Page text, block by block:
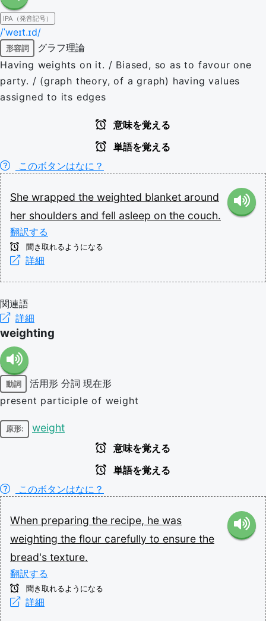
IPA（発音記号）
/ˈweɪt.ɪd/
形容詞
グラフ理論
Having weights on it. / Biased, so as to favour one
party. / (graph theory, of a graph) having values
assigned to its edges
意味を覚える
単語を覚える
このボタンはなに？
She wrapped the weighted blanket around
her shoulders and fell asleep on the couch.
翻訳する
聞き取れるようになる
詳細
関連語
詳細
weighting
動詞 活用形 分詞 現在形
present participle of weight
原形: weight
意味を覚える
単語を覚える
このボタンはなに？
When preparing the recipe, he was
weighting the flour carefully to ensure the
bread's texture.
翻訳する
聞き取れるようになる
詳細